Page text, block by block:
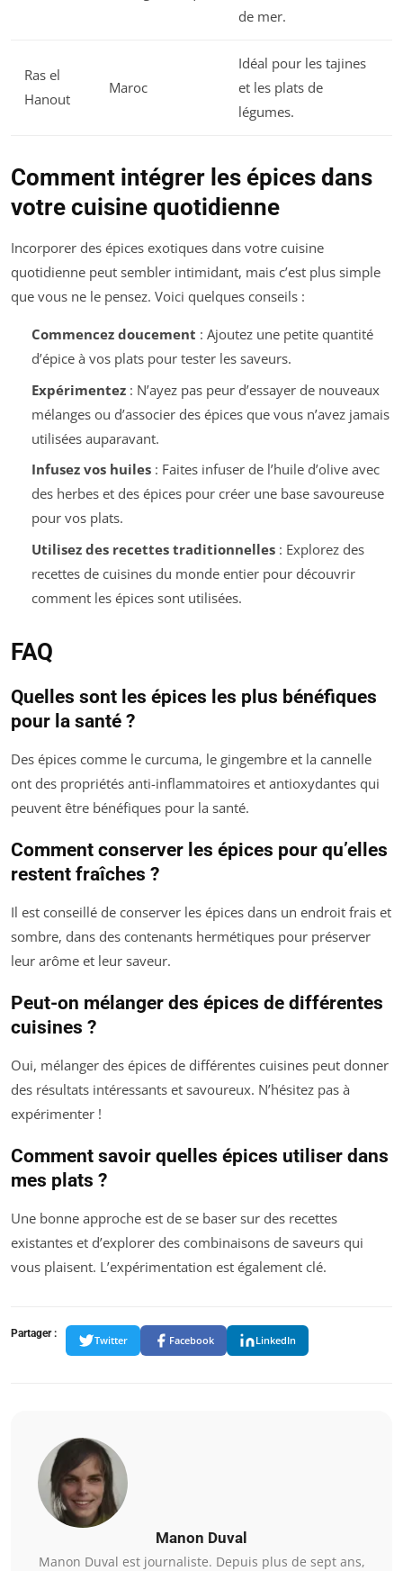
de mer.
Ras el
Hanout
Maroc
Idéal pour les tajines
et les plats de
légumes.
Comment intégrer les épices dans
votre cuisine quotidienne
Incorporer des épices exotiques dans votre cuisine
quotidienne peut sembler intimidant, mais c’est plus simple
que vous ne le pensez. Voici quelques conseils :
Commencez doucement : Ajoutez une petite quantité
d’épice à vos plats pour tester les saveurs.
Expérimentez: N’ayez pas peur d’essayer de nouveaux
mélanges ou d’associer des épices que vous n’avez jamais
utilisées auparavant.
Infusez vos huiles: Faites infuser de l’huile d’olive avec
des herbes et des épices pour créer une base savoureuse
pour vos plats.
Utilisez des recettes traditionnelles: Explorez des
recettes de cuisines du monde entier pour découvrir
comment les épices sont utilisées.
FAQ
Quelles sont les épices les plus bénéfiques
pour la santé ?
Des épices comme le curcuma, le gingembre et la cannelle
ont des propriétés anti-inflammatoires et antioxydantes qui
peuvent être bénéfiques pour la santé.
Comment conserver les épices pour qu’elles
restent fraîches ?
Il est conseillé de conserver les épices dans un endroit frais et
sombre, dans des contenants hermétiques pour préserver
leur arôme et leur saveur.
Peut-on mélanger des épices de différentes
cuisines ?
Oui, mélanger des épices de différentes cuisines peut donner
des résultats intéressants et savoureux. N’hésitez pas à
expérimenter !
Comment savoir quelles épices utiliser dans
mes plats ?
Une bonne approche est de se baser sur des recettes
existantes et d’explorer des combinaisons de saveurs qui
vous plaisent. L’expérimentation est également clé.
Partager :
Twitter Facebook LinkedIn
Manon Duval
Manon Duval est journaliste. Depuis plus de sept ans,